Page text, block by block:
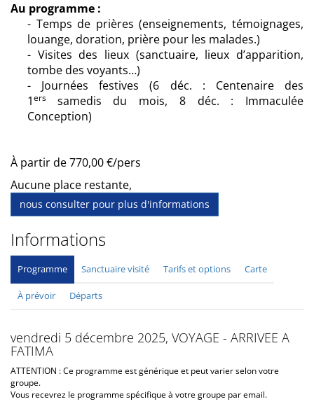
Au programme :
- Temps de prières (enseignements, témoignages,
louange, doration, prière pour les malades.)
- Visites des lieux (sanctuaire, lieux d’apparition,
tombe des voyants…)
- Journées festives (6 déc. : Centenaire des
1ers samedis du mois, 8 déc. : Immaculée
Conception)
À partir de 770,00 €/pers
Aucune place restante,
nous consulter pour plus d'informations
Informations
Programme Sanctuaire visité Tarifs et options Carte
À prévoir Départs
vendredi 5 décembre 2025, VOYAGE - ARRIVEE A
FATIMA
ATTENTION : Ce programme est générique et peut varier selon votre
groupe.
Vous recevrez le programme spécifique à votre groupe par email.